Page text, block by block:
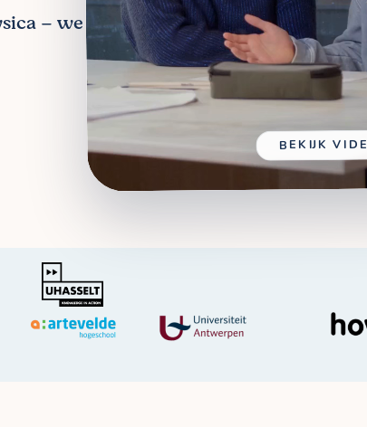
– we
BEKIJK